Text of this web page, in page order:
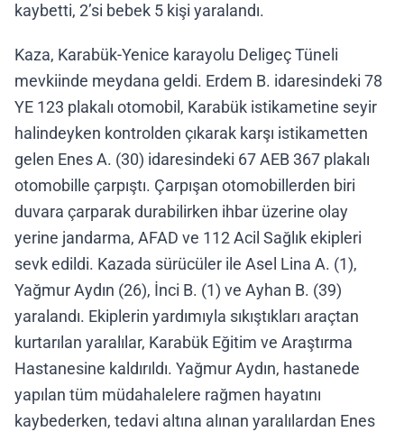
kaybetti, 2’si bebek 5 kişi yaralandı.
Kaza, Karabük-Yenice karayolu Deligeç Tüneli
mevkiinde meydana geldi. Erdem B. idaresindeki 78
YE 123 plakalı otomobil, Karabük istikametine seyir
halindeyken kontrolden çıkarak karşı istikametten
gelen Enes A. (30) idaresindeki 67 AEB 367 plakalı
otomobille çarpıştı. Çarpışan otomobillerden biri
duvara çarparak durabilirken ihbar üzerine olay
yerine jandarma, AFAD ve 112 Acil Sağlık ekipleri
sevk edildi. Kazada sürücüler ile Asel Lina A. (1),
Yağmur Aydın (26), İnci B. (1) ve Ayhan B. (39)
yaralandı. Ekiplerin yardımıyla sıkıştıkları araçtan
kurtarılan yaralılar, Karabük Eğitim ve Araştırma
Hastanesine kaldırıldı. Yağmur Aydın, hastanede
yapılan tüm müdahalelere rağmen hayatını
kaybederken, tedavi altına alınan yaralılardan Enes